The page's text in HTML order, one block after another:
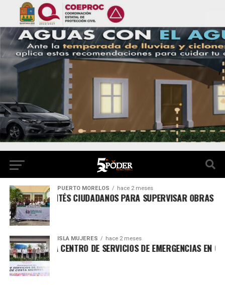
PUERTO MORELOS hace 2 meses
COMITÉS CIUDADANOS PARA SUPERVISAR OBRAS
ISLA MUJERES hace 2 meses
INAUGURA CENTRO DE SERVICIOS DE EMERGENCIAS EN